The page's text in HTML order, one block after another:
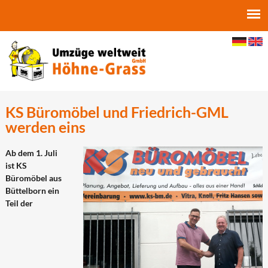
KS Büromöbel und Friedrich-GML
werden eins
Ab dem 1. Juli
ist KS
Büromöbel aus
Büttelborn ein
Teil der